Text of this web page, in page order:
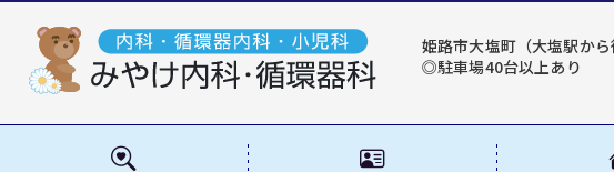
姫路市大塩町（大塩駅から
◎駐車場40台以上あり